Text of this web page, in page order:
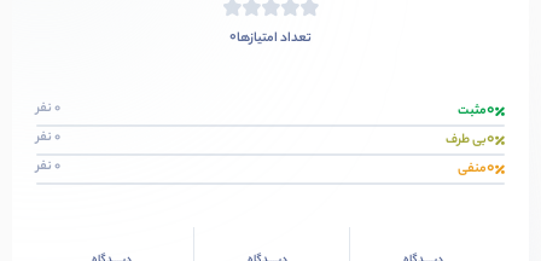
تعداد امتیازها0
0مثبت 0 نفر
0بی طرف 0 نفر
0منفی 0 نفر